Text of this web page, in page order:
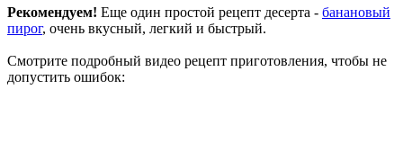
Рекомендуем! Еще один простой рецепт десерта - банановый
пирог, очень вкусный, легкий и быстрый.
Смотрите подробный видео рецепт приготовления, чтобы не
допустить ошибок: